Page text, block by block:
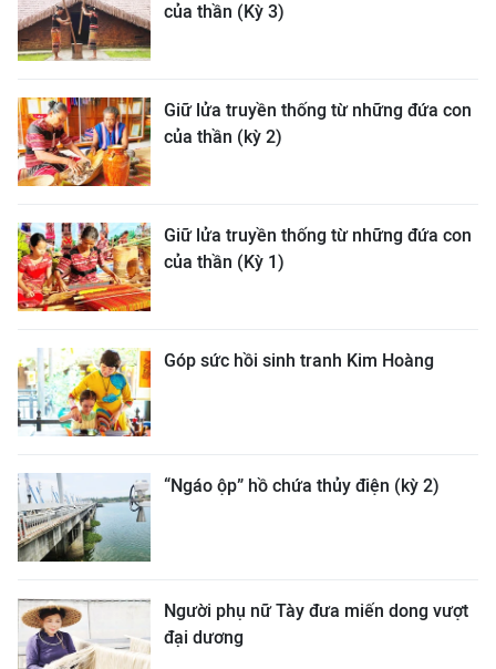
của thần (Kỳ 3)
Giữ lửa truyền thống từ những đứa con
của thần (kỳ 2)
Giữ lửa truyền thống từ những đứa con
của thần (Kỳ 1)
Góp sức hồi sinh tranh Kim Hoàng
“Ngáo ộp” hồ chứa thủy điện (kỳ 2)
Người phụ nữ Tày đưa miến dong vượt
đại dương